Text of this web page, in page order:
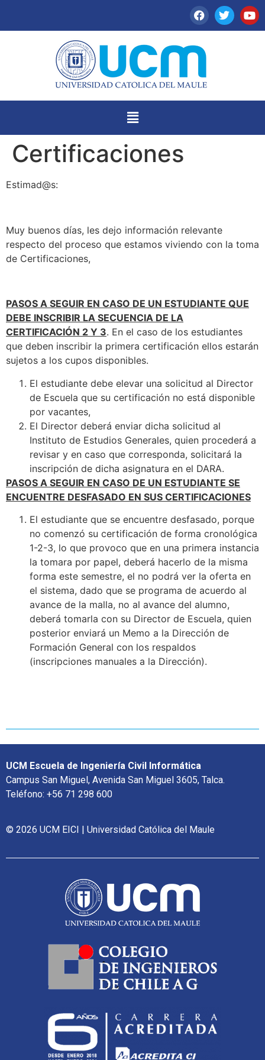
Certificaciones
Estimad@s:
Muy buenos días, les dejo información relevante
respecto del proceso que estamos viviendo con la toma
de Certificaciones,
PASOS A SEGUIR EN CASO DE UN ESTUDIANTE QUE
DEBE INSCRIBIR LA SECUENCIA DE LA
CERTIFICACIÓN 2 Y 3. En el caso de los estudiantes
que deben inscribir la primera certificación ellos estarán
sujetos a los cupos disponibles.
El estudiante debe elevar una solicitud al Director
de Escuela que su certificación no está disponible
por vacantes,
El Director deberá enviar dicha solicitud al
Instituto de Estudios Generales, quien procederá a
revisar y en caso que corresponda, solicitará la
inscripción de dicha asignatura en el DARA.
PASOS A SEGUIR EN CASO DE UN ESTUDIANTE SE
ENCUENTRE DESFASADO EN SUS CERTIFICACIONES
El estudiante que se encuentre desfasado, porque
no comenzó su certificación de forma cronológica
1-2-3, lo que provoco que en una primera instancia
la tomara por papel, deberá hacerlo de la misma
forma este semestre, el no podrá ver la oferta en
el sistema, dado que se programa de acuerdo al
avance de la malla, no al avance del alumno,
deberá tomarla con su Director de Escuela, quien
posterior enviará un Memo a la Dirección de
Formación General con los respaldos
(inscripciones manuales a la Dirección).
UCM Escuela de Ingeniería Civil Informática
Campus San Miguel, Avenida San Miguel 3605, Talca.
Teléfono: +56 71 298 600
© 2026 UCM EICI | Universidad Católica del Maule